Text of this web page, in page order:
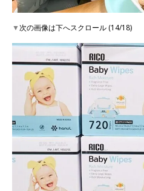
▼次の画像は下へスクロール (14/18)